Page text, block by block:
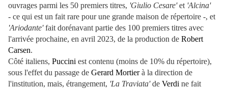
ouvrages parmi les 50 premiers titres, 'Giulio Cesare'et 'Alcina'
- ce qui est un fait rare pour une grande maison de répertoire -, et
'Ariodante'fait dorénavant partie des 100 premiers titres avec
l'arrivée prochaine, en avril 2023, de la production de Robert
Carsen.
Côté italiens, Puccini est contenu (moins de 10% du répertoire),
sous l'effet du passage de Gerard Mortierà la direction de
l'institution, mais, étrangement, 'La Traviata'de Verdi ne fait